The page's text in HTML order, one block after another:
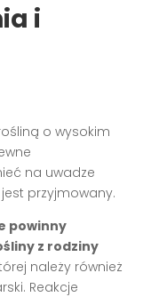
i
o wysokim
na uwadze
przyjmowany.
powinny
z rodziny
należy również
Reakcje